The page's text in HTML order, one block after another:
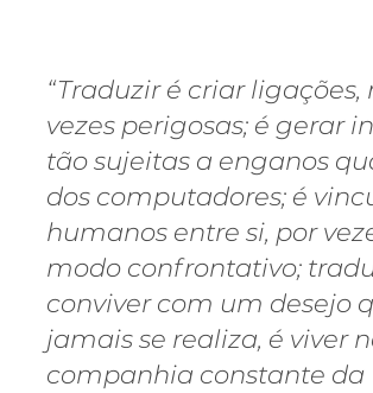
“Traduzir é criar
vezes perigosas; é gerar
tão sujeitas a enganos
dos computadores; é
humanos entre si, por
modo confrontativo;
conviver com um desejo
jamais se realiza, é viver
companhia constante da